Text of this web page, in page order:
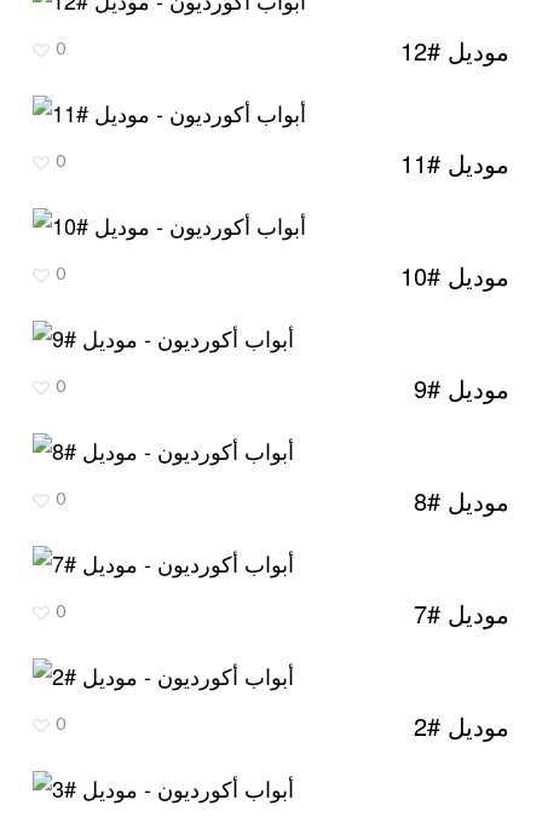
موديل #12 0
موديل #11 0
موديل #10 0
موديل #9 0
موديل #8 0
موديل #7 0
موديل #2 0